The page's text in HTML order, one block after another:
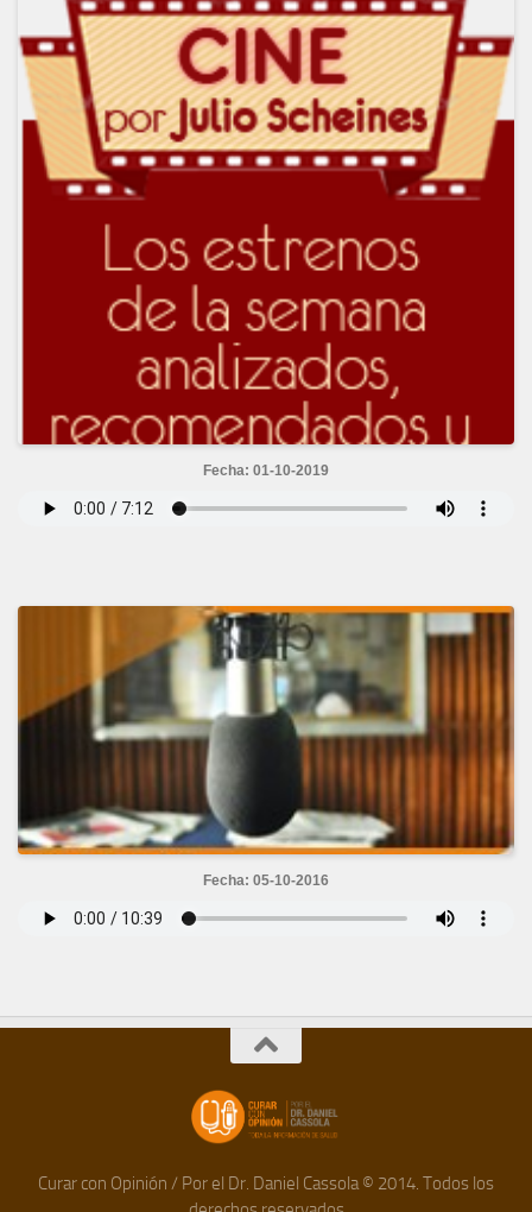
Fecha: 01-10-2019
Fecha: 05-10-2016
Curar con Opinión / Por el Dr. Daniel Cassola © 2014. Todos los